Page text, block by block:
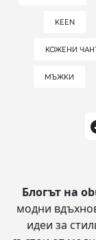
KEEN
КОЖЕНИ
МЪЖКИ
Блогът на
модни
идеи за